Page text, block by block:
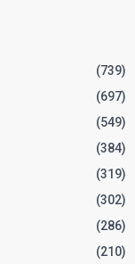
(739)
(697)
(549)
(384)
(319)
(302)
(286)
(210)